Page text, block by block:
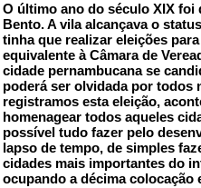
O último ano do século XIX foi
Bento. A vila alcançava o
tinha que realizar eleições
equivalente à Câmara de
cidade pernambucana se
poderá ser olvidada por todos
registramos esta eleição,
homenagear todos aqueles
possível tudo fazer pelo
lapso de tempo, de simples
cidades mais importantes do
ocupando a décima colocação